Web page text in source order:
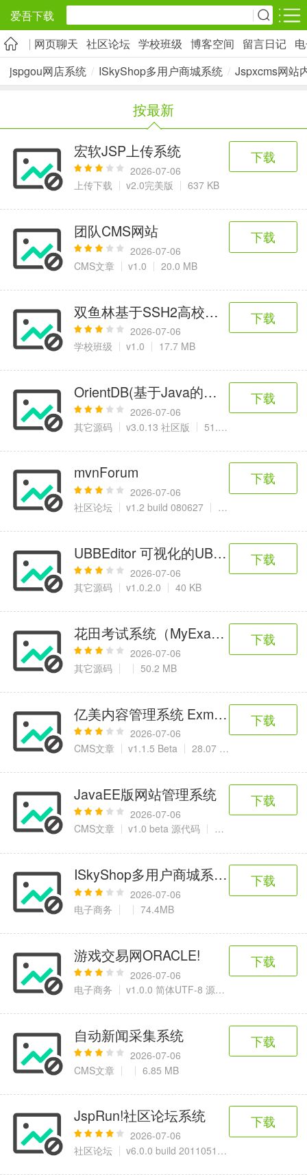
爱吾下载
安卓应用 安卓游戏
旅游出行
社交通讯
2千+款应用
影音播放
实用工具
2万+款应用
金融理财
2百+款应用
网上购物
6千+款应用
资讯阅读
1万+款应用
学习办公
3万+款应用
生活服务
2万+款应用
医疗健康
6千+款应用
母婴育儿
2百+款应用
趣味娱乐
3千+款应用
9百+款应用
网页聊天 社区论坛 学校班级 博客空间 留言日记
jspgou网店系统 / ISkyShop多用户商城系统 / Jspxcms网站
按最新
宏软JSP上传系统
2026-07-06
上传下载
v2.0完美版 637 KB
下载
团队CMS网站
2026-07-06
CMS文章
v1.0 20.0 MB
下载
双鱼林基于SSH2高校毕业生去向信息
2026-07-06
学校班级
v1.0 17.7 MB
下载
OrientDB(基于Java的文档数据库)
2026-07-06
其它源码
v3.0.13 社区版 51.3 MB
下载
mvnForum
2026-07-06
社区论坛
v1.2 build 080627 18.5 MB
下载
UBBEditor 可视化的UBB编辑器
2026-07-06
其它源码
v1.0.2.0 40 KB
下载
花田考试系统（MyExam）v1.0.1
2026-07-06
其它源码
50.2 MB
下载
亿美内容管理系统 ExmayCMS
2026-07-06
CMS文章
v1.1.5 Beta 28.07 MB
下载
JavaEE版网站管理系统
2026-07-06
CMS文章
v1.0 beta 源代码 15.6 MB
下载
ISkyShop多用户商城系统V1.2版
2026-07-06
电子商务
74.4MB
下载
游戏交易网ORACLE!
2026-07-06
电子商务
v1.0.0 简体UTF-8 源码版
下载
自动新闻采集系统
2026-07-06
CMS文章
6.85 MB
下载
JspRun!社区论坛系统
2026-07-06
社区论坛
v6.0.0 build 20110516 GBK 源码版
下载